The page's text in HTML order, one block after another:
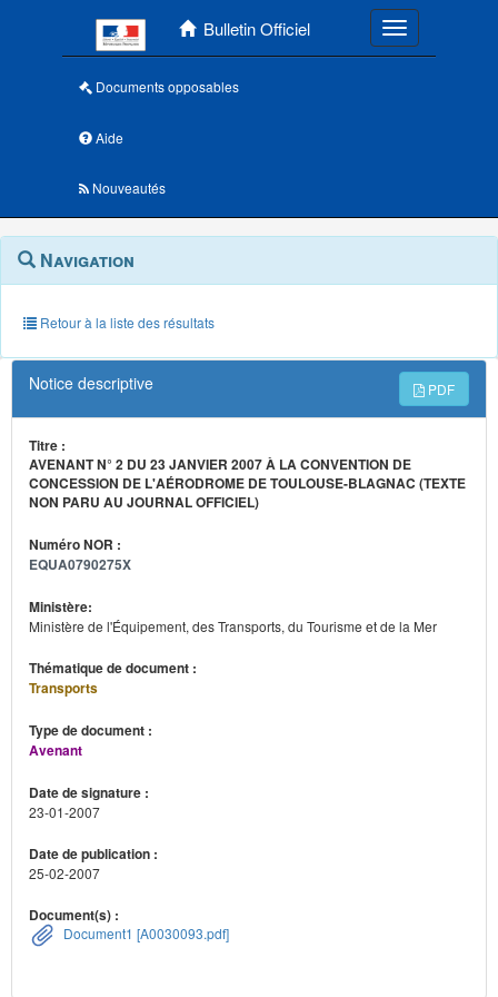
Bulletin Officiel Toggle
Documents opposables
Aide
Nouveautés
Navigation
outils
annexes
Menu
contextuel
Navigation
Retour à la liste des résultats
Notice descriptive PDF
Titre :
AVENANT N° 2 DU 23 JANVIER 2007 À LA CONVENTION DE
CONCESSION DE L'AÉRODROME DE TOULOUSE-BLAGNAC (TEXTE
NON PARU AU JOURNAL OFFICIEL)
Numéro NOR :
EQUA0790275X
Ministère:
Ministère de l'Équipement, des Transports, du Tourisme et de la Mer
Thématique de document :
Transports
Type de document :
Avenant
Date de signature :
23-01-2007
Date de publication :
25-02-2007
Document(s) :
Document1 [A0030093.pdf]